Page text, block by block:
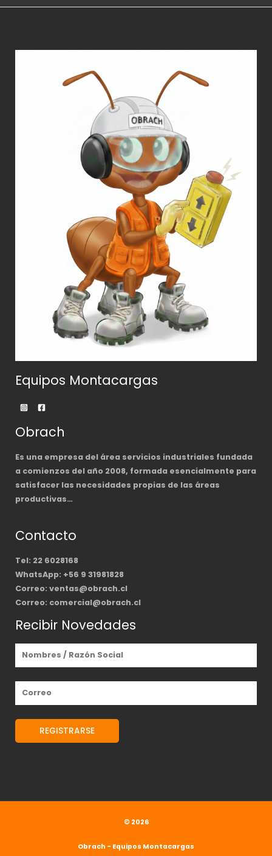
Equipos Montacargas
Obrach
Es una empresa del área servicios industriales fundada
a comienzos del año 2008, formada esencialmente para
satisfacer las necesidades propias de las áreas
productivas…
Contacto
Tel: 22 6028168
WhatsApp: +56 9 31981828
Correo: ventas@obrach.cl
Correo: comercial@obrach.cl
Recibir Novedades
© 2026
Obrach - Equipos Montacargas